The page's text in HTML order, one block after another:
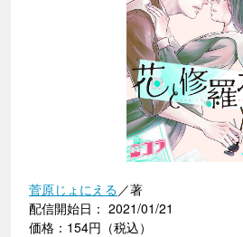
菅原じょにえる／著
配信開始日： 2021/01/21
価格：154円（税込）